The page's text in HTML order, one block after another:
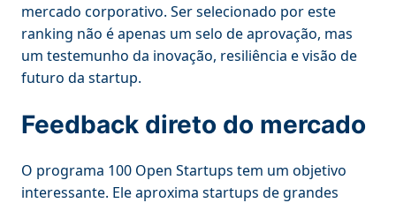
mercado corporativo. Ser selecionado por este
ranking não é apenas um selo de aprovação, mas
um testemunho da inovação, resiliência e visão de
futuro da startup.
Feedback direto do mercado
O programa 100 Open Startups tem um objetivo
interessante. Ele aproxima startups de grandes